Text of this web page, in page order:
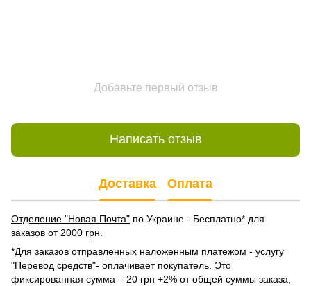
Добавьте первый отзыв
Написать отзыв
Доставка Оплата
Отделение "Новая Почта" по Украине - Бесплатно* для
заказов от 2000 грн.
*Для заказов отправленных наложенным платежом - услугу
"Перевод средств"- оплачивает покупатель. Это
фиксированная сумма – 20 грн +2% от общей суммы заказа,